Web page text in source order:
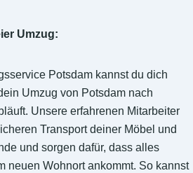
Umzug:
Potsdam kannst du dich
Umzug von Potsdam nach
Unsere erfahrenen Mitarbeiter
Transport deiner Möbel und
und sorgen dafür, dass alles
neuen Wohnort ankommt. So kannst